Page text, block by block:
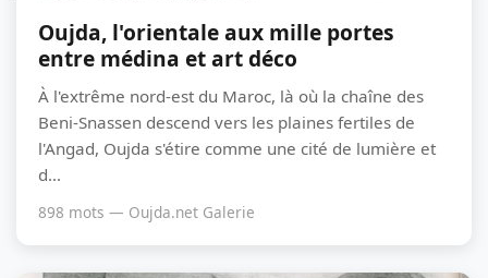
Oujda, l'orientale aux mille portes
entre médina et art déco
À l'extrême nord-est du Maroc, là où la chaîne des
Beni-Snassen descend vers les plaines fertiles de
l'Angad, Oujda s'étire comme une cité de lumière et
d...
898 mots — Oujda.net Galerie